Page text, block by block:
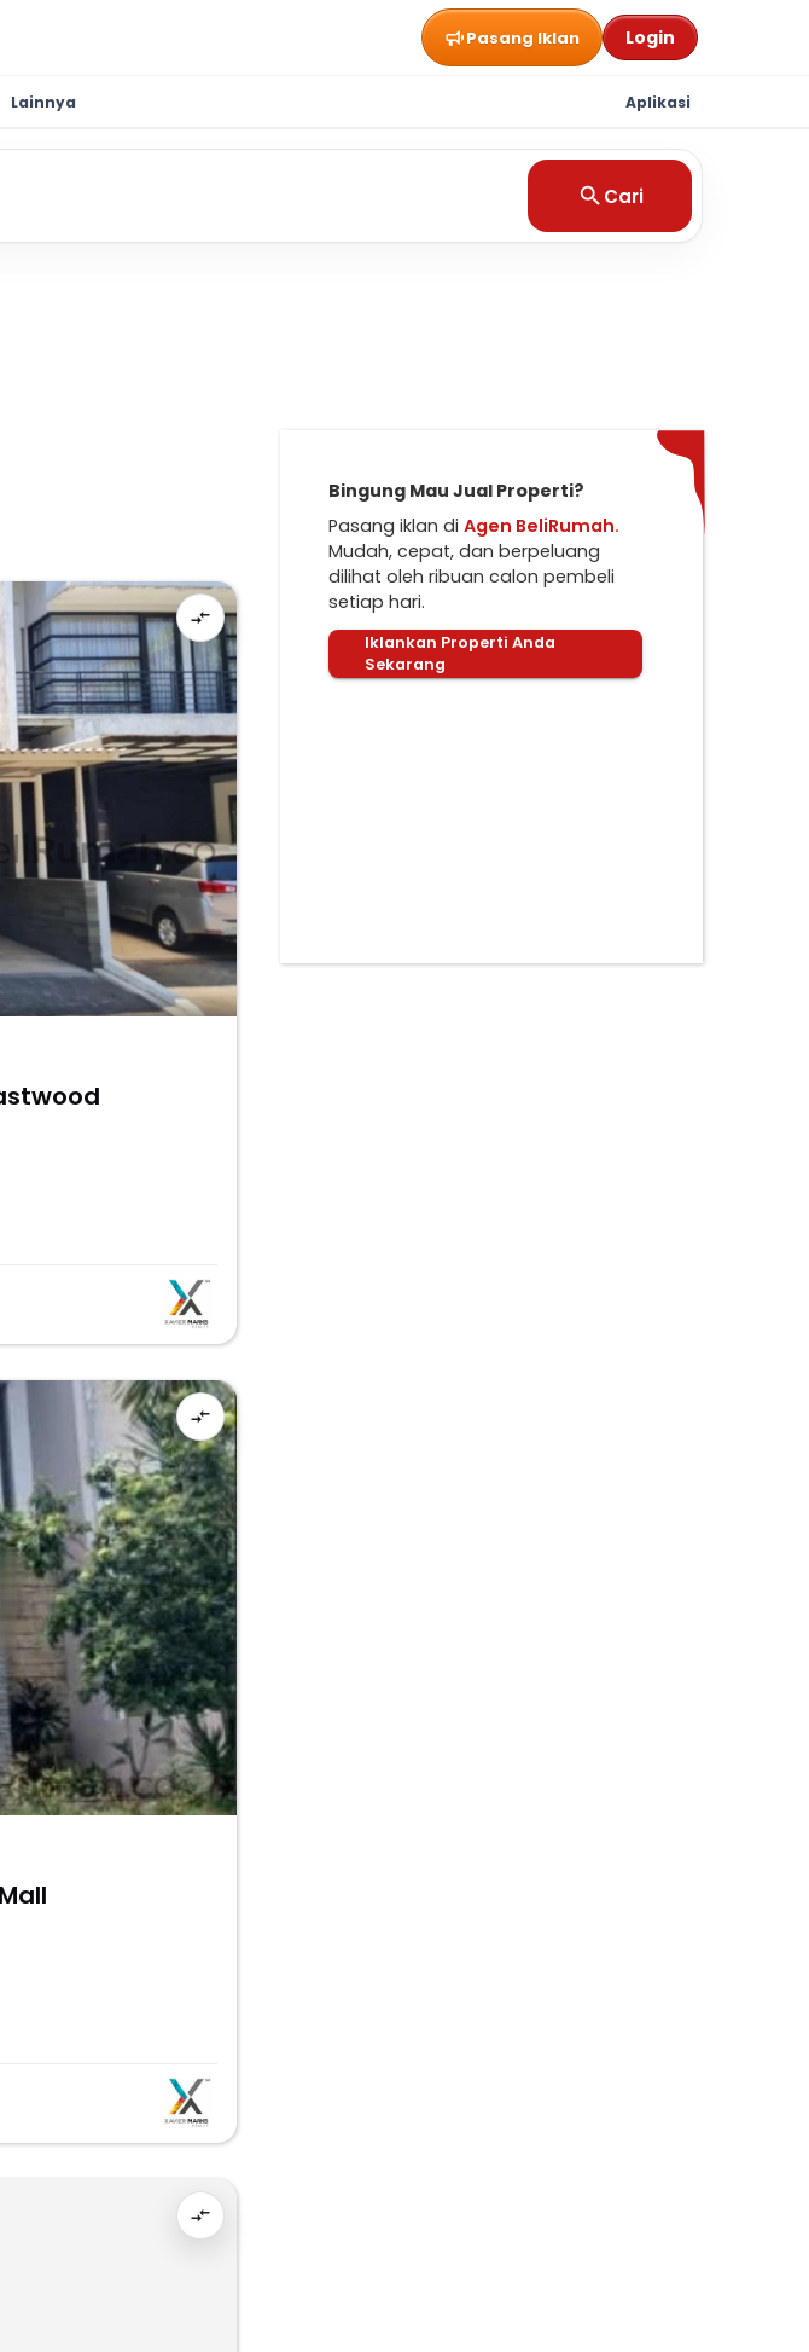
Pasang Iklan Login
Lainnya Aplikasi
Cari
Bingung Mau Jual Properti?
Pasang iklan di Agen BeliRumah.
Mudah, cepat, dan berpeluang
dilihat oleh ribuan calon pembeli
setiap hari.
Iklankan Properti Anda
Sekarang